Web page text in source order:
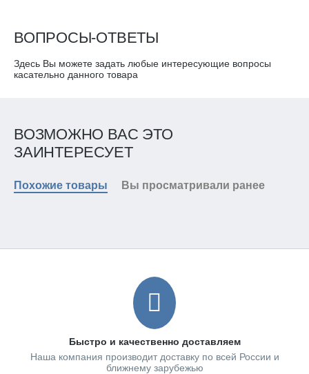
ВОПРОСЫ-ОТВЕТЫ
Здесь Вы можете задать любые интересующие вопросы
касательно данного товара
ВОЗМОЖНО ВАС ЭТО
ЗАИНТЕРЕСУЕТ
Похожие товары Вы просматривали ранее
Быстро и качественно доставляем
Наша компания производит доставку по всей России и
ближнему зарубежью